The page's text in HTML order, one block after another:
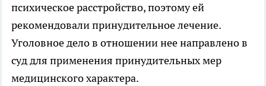
психическое расстройство, поэтому ей
рекомендовали принудительное лечение.
Уголовное дело в отношении нее направлено в
суд для применения принудительных мер
медицинского характера.